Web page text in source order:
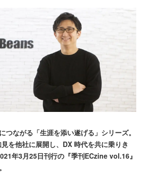
つながる「生涯を添い遂げる」シリーズ。
を他社に展開し、DX 時代を共に乗りき
年3月25日刊行の『季刊ECzine vol.16』